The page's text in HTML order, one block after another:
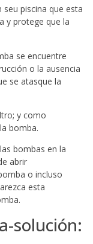
seu piscina que esta
y protege que la
se encuentre
o la ausencia
se atasque la
y como
bomba.
bombas en la
abrir
o incluso
esta
solución: